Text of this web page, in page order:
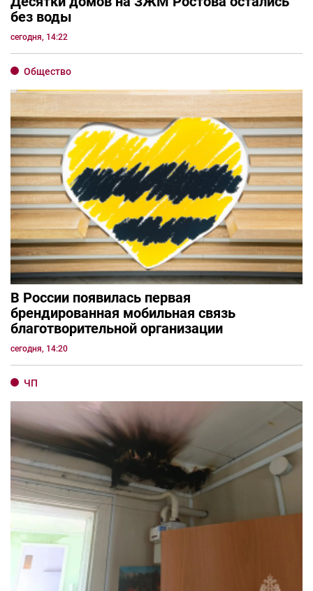
без воды
сегодня, 14:22
Общество
В России появилась первая
брендированная мобильная связь
благотворительной организации
сегодня, 14:20
ЧП